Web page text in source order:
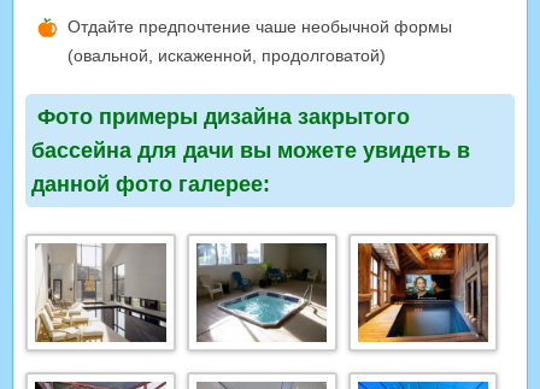
Отдайте предпочтение чаше необычной формы
(овальной, искаженной, продолговатой)
Фото примеры дизайна закрытого
бассейна для дачи вы можете увидеть в
данной фото галерее: